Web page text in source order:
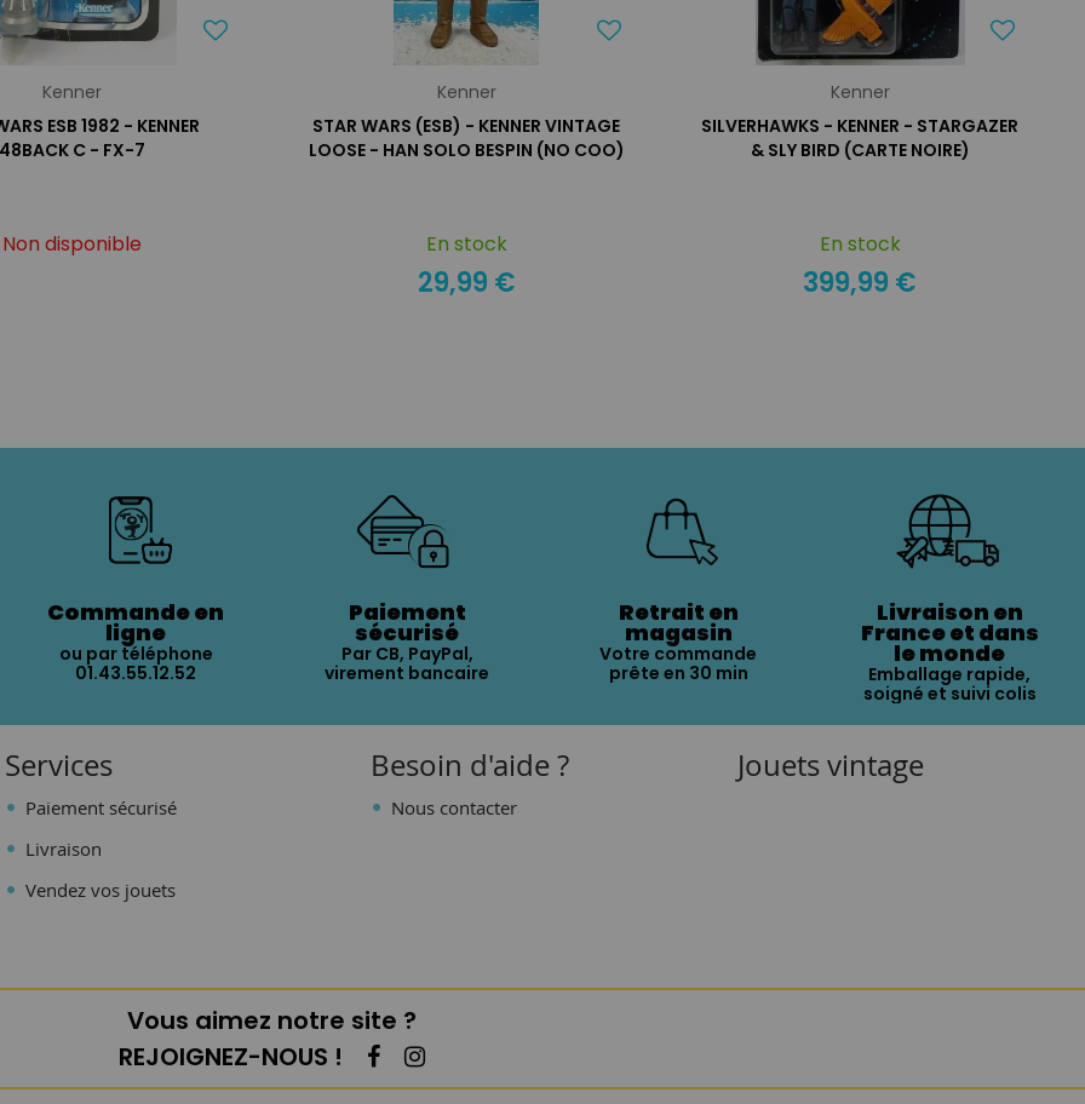
Kenner
ESB 1982 - KENNER
48BACK C - FX-7
Non disponible
Kenner
STAR WARS (ESB) - KENNER VINTAGE
LOOSE - HAN SOLO BESPIN (NO COO)
En stock
29,99 €
Kenner
SILVERHAWKS - KENNER - STARGAZER
& SLY BIRD (CARTE NOIRE)
En stock
399,99 €
Commande en
ligne
ou par téléphone
01.43.55.12.52
Paiement
sécurisé
Par CB, PayPal,
virement bancaire
Retrait en
magasin
Votre commande
prête en 30 min
Livraison en
France et dans
le monde
Emballage rapide,
soigné et suivi colis
Services
Paiement sécurisé
Livraison
Vendez vos jouets
Besoin d'aide ?
Nous contacter
Jouets vintage
Vous aimez notre site ?
REJOIGNEZ-NOUS !